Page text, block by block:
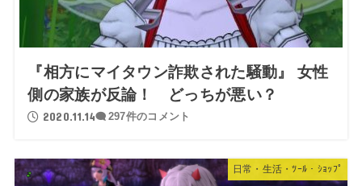
『相方にマイタウン詐欺された騒動』 女性
側の家族が反論！ どっちが悪い？
2020.11.14 297件のコメント
日常・生活・ﾂｰﾙ・ｼｮｯﾌﾟ